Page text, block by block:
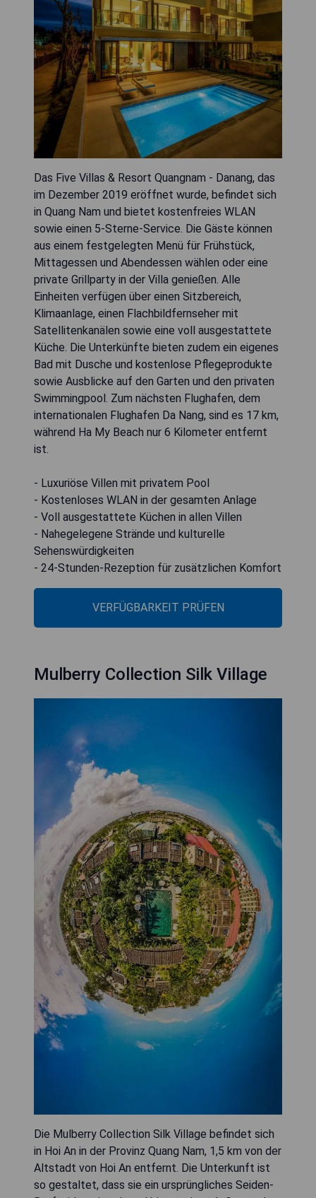
Das Five Villas & Resort Quangnam - Danang, das
im Dezember 2019 eröffnet wurde, befindet sich
in Quang Nam und bietet kostenfreies WLAN
sowie einen 5-Sterne-Service. Die Gäste können
aus einem festgelegten Menü für Frühstück,
Mittagessen und Abendessen wählen oder eine
private Grillparty in der Villa genießen. Alle
Einheiten verfügen über einen Sitzbereich,
Klimaanlage, einen Flachbildfernseher mit
Satellitenkanälen sowie eine voll ausgestattete
Küche. Die Unterkünfte bieten zudem ein eigenes
Bad mit Dusche und kostenlose Pflegeprodukte
sowie Ausblicke auf den Garten und den privaten
Swimmingpool. Zum nächsten Flughafen, dem
internationalen Flughafen Da Nang, sind es 17 km,
während Ha My Beach nur 6 Kilometer entfernt
ist.
- Luxuriöse Villen mit privatem Pool
- Kostenloses WLAN in der gesamten Anlage
- Voll ausgestattete Küchen in allen Villen
- Nahegelegene Strände und kulturelle
Sehenswürdigkeiten
- 24-Stunden-Rezeption für zusätzlichen Komfort
VERFÜGBARKEIT PRÜFEN
Mulberry Collection Silk Village
Die Mulberry Collection Silk Village befindet sich
in Hoi An in der Provinz Quang Nam, 1,5 km von der
Altstadt von Hoi An entfernt. Die Unterkunft ist
so gestaltet, dass sie ein ursprüngliches Seiden-